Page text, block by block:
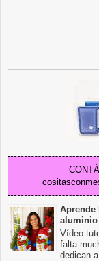
Aprende
aluminio
Vídeo
falta
dedican